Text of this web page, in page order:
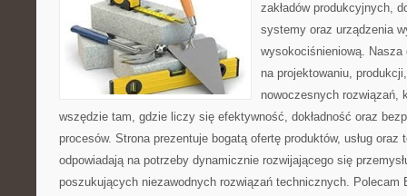
zakładów produkcyjnych,
systemy oraz urządzenia
wysokociśnieniową. Nasza
na projektowaniu,
nowoczesnych rozwiązań,
wszędzie tam, gdzie liczy się efektywność, dokładność oraz
procesów. Strona prezentuje bogatą ofertę produktów, usług oraz
odpowiadają na potrzeby dynamicznie rozwijającego się
poszukujących niezawodnych rozwiązań technicznych. Polecam